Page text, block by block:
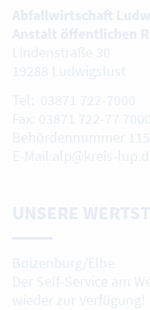
Abfallwirtschaft
Anstalt öffentlichen
Lindenstraße 30
19288 Ludwigslust
Tel: 03871 722-7000
Fax: 03871 722-77 7000
Behördennummer 115
E-Mail:alp@kreis-
UNSERE
Boizenburg/Elbe
Der Self-Service am
wieder zur Verfügung!